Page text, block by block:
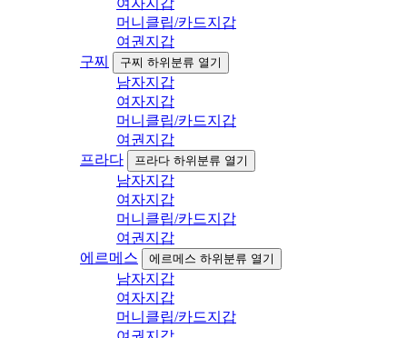
여자지갑
머니클립/카드지갑
여권지갑
구찌
구찌 하위분류 열기
남자지갑
여자지갑
머니클립/카드지갑
여권지갑
프라다
프라다 하위분류 열기
남자지갑
여자지갑
머니클립/카드지갑
여권지갑
에르메스
에르메스 하위분류 열기
남자지갑
여자지갑
머니클립/카드지갑